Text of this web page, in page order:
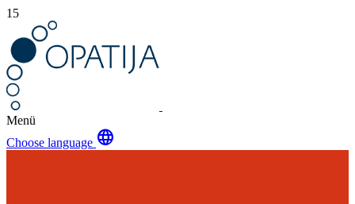
15
Menü
Choose language language